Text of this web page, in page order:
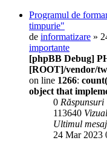
Programul de
timpurie"
de informatizare »
importante
[phpBB Debug]
[ROOT]/vendor/
on line 1266:
object that
0 Răspunsuri
113640
Ultimul mesaj
24 Mar 2023